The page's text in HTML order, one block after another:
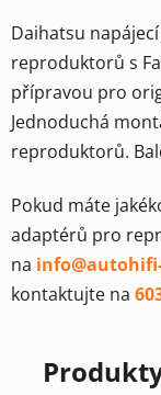
Daihatsu
reproduktorů s
přípravou pro
Jednoduchá
reproduktorů.
Pokud máte
adaptérů pro
na
kontaktujte na